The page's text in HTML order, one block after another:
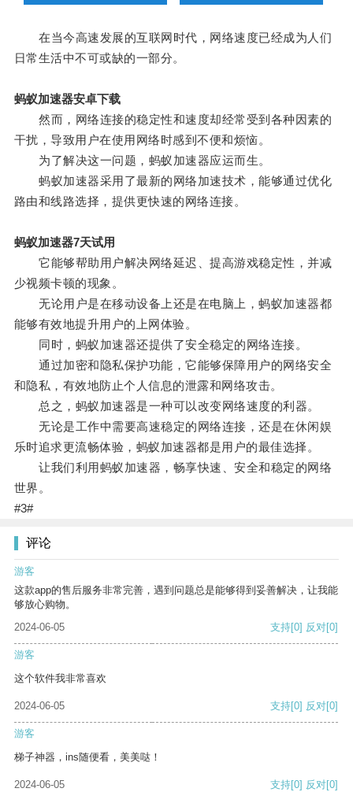
在当今高速发展的互联网时代，网络速度已经成为人们
日常生活中不可或缺的一部分。
蚂蚁加速器安卓下载
然而，网络连接的稳定性和速度却经常受到各种因素的
干扰，导致用户在使用网络时感到不便和烦恼。
为了解决这一问题，蚂蚁加速器应运而生。
蚂蚁加速器采用了最新的网络加速技术，能够通过优化
路由和线路选择，提供更快速的网络连接。
蚂蚁加速器7天试用
它能够帮助用户解决网络延迟、提高游戏稳定性，并减
少视频卡顿的现象。
无论用户是在移动设备上还是在电脑上，蚂蚁加速器都
能够有效地提升用户的上网体验。
同时，蚂蚁加速器还提供了安全稳定的网络连接。
通过加密和隐私保护功能，它能够保障用户的网络安全
和隐私，有效地防止个人信息的泄露和网络攻击。
总之，蚂蚁加速器是一种可以改变网络速度的利器。
无论是工作中需要高速稳定的网络连接，还是在休闲娱
乐时追求更流畅体验，蚂蚁加速器都是用户的最佳选择。
让我们利用蚂蚁加速器，畅享快速、安全和稳定的网络
世界。
#3#
评论
游客
这款app的售后服务非常完善，遇到问题总是能够得到妥善解决，让我能
够放心购物。
2024-06-05
支持[0] 反对[0]
游客
这个软件我非常喜欢
2024-06-05 支持[0] 反对[0]
游客
梯子神器，ins随便看，美美哒！
2024-06-05 支持[0] 反对[0]